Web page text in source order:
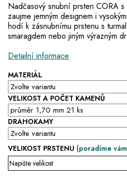
MATERIÁL
VELIKOST A POČET KAMENŮ
DRAHOKAMY
VELIKOST PRSTENU (poradíme
Nadčasový snubní prsten CORA s
zaujme jemným designem i
hodí k zásnubnímu prstenu s
smaragdem nebo jiným výrazným
Detailní informace